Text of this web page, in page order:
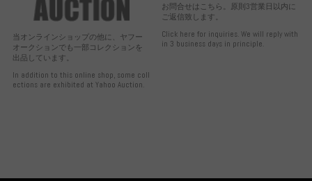
当オンラインショップの他に、ヤフー
オークションでも一部コレクションを
出品しています。
In addition to this online shop, some coll
ections are exhibited at Yahoo Auction.
お問合せはこちら。原則3営業日以内に
ご返信致します。
Click here for inquiries. We will reply with
in 3 business days in principle.